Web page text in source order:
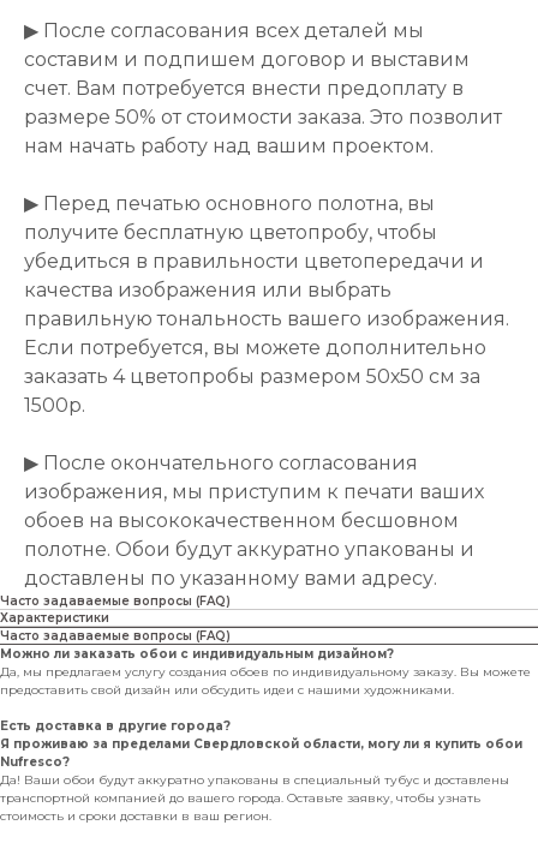
▶ После согласования всех деталей мы
составим и подпишем договор и выставим
счет. Вам потребуется внести предоплату в
размере 50% от стоимости заказа. Это позволит
нам начать работу над вашим проектом.
▶ Перед печатью основного полотна, вы
получите бесплатную цветопробу, чтобы
убедиться в правильности цветопередачи и
качества изображения или выбрать
правильную тональность вашего изображения.
Если потребуется, вы можете дополнительно
заказать 4 цветопробы размером 50х50 см за
1500р.
▶ После окончательного согласования
изображения, мы приступим к печати ваших
обоев на высококачественном бесшовном
полотне. Обои будут аккуратно упакованы и
доставлены по указанному вами адресу.
Часто задаваемые вопросы (FAQ)
Характеристики
Часто задаваемые вопросы (FAQ)
Можно ли заказать обои с индивидуальным дизайном?
Да, мы предлагаем услугу создания обоев по индивидуальному заказу. Вы можете
предоставить свой дизайн или обсудить идеи с нашими художниками.
Есть доставка в другие города?
Я проживаю за пределами Свердловской области, могу ли я купить обои
Nufresco?
Да! Ваши обои будут аккуратно упакованы в специальный тубус и доставлены
транспортной компанией до вашего города. Оставьте заявку, чтобы узнать
стоимость и сроки доставки в ваш регион.